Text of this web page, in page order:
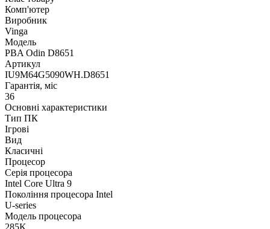
Комп'ютер
Виробник
Vinga
Модель
PBA Odin D8651
Артикул
IU9M64G5090WH.D8651
Гарантія, міс
36
Основні характеристики
Тип ПК
Ігрові
Вид
Класичні
Процесор
Серія процесора
Intel Core Ultra 9
Покоління процесора Intel
U-series
Модель процесора
285K